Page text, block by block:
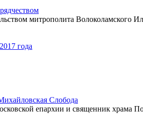
митрополита Волоколамского
года
Слобода
епархии и священник храма